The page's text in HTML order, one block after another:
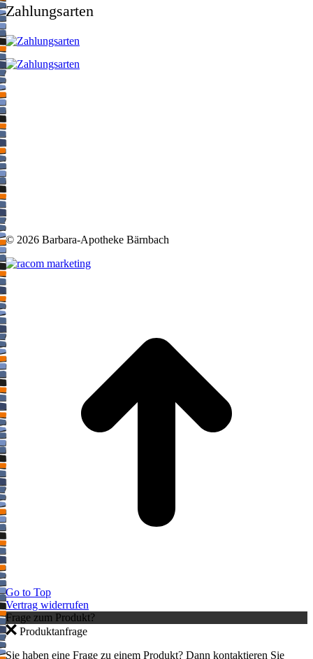
Zahlungsarten
© 2026 Barbara-Apotheke Bärnbach
Go to Top
Vertrag widerrufen
Frage zum Produkt?
Produktanfrage
Sie haben eine Frage zu einem Produkt? Dann kontaktieren Sie